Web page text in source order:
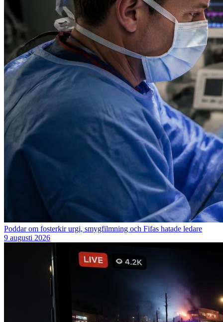
Poddar om fosterkir urgi, smygfilmning och Fifas hatade ledare
9 augusti 2026